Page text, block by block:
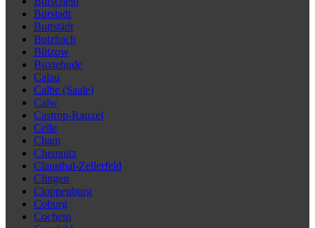
Bürstadt
Buttstädt
Butzbach
Bützow
Buxtehude
Calau
Calbe (Saale)
Calw
Castrop-Rauxel
Celle
Cham
Chemnitz
Clausthal-Zellerfeld
Clingen
Cloppenburg
Coburg
Cochem